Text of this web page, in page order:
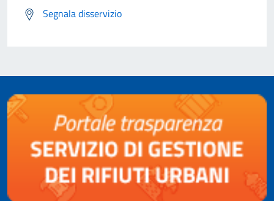
Segnala disservizio